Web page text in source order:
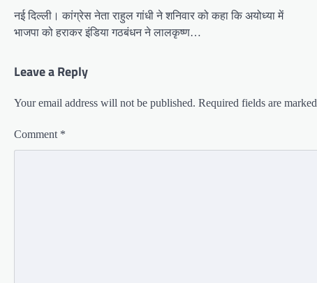
नई दिल्ली। कांग्रेस नेता राहुल गांधी ने शनिवार को कहा कि अयोध्या में
भाजपा को हराकर इंडिया गठबंधन ने लालकृष्ण…
Leave a Reply
Your email address will not be published. Required fields are marked
Comment *